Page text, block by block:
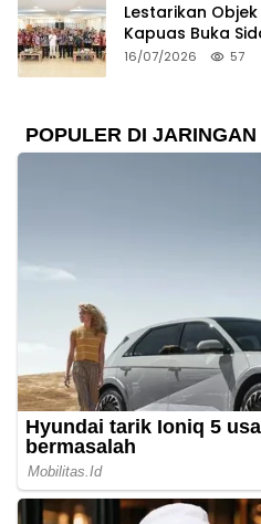
Lestarikan
Kapuas Buka
Budaya 2026
16/07/2026 57